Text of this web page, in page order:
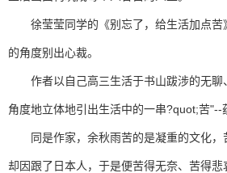
徐莹莹同学的《别忘了，给生活加点苦
的角度别出心裁。
作者以自己高三生活于书山跋涉的无聊
角度地立体地引出生活中的一串?quot;苦"--
同是作家，余秋雨苦的是凝重的文化，
却因跟了日本人，于是便苦得无奈、苦得悲